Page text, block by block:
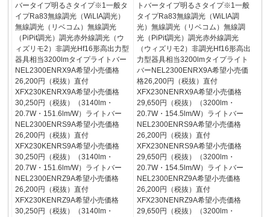
バータイプ明るさタイプ※1一般タ
イプRa83無線調光（WiLIA調光）
無線調光（リベコム）無線調光
（PiPit調光）調光赤外線調光（ウ
ィズリモ2）非調光Hf16形高出力型
器具相当3200lmタイプライトバー
NEL2300ENRX9A希望小売価格
26,200円（税抜）直付
XFX230KENRX9A希望小売価格
30,250円（税抜）（3140lm・
20.7W・151.6lm/W）ライトバー
NEL2300ENRS9A希望小売価格
26,200円（税抜）直付
XFX230KENRS9A希望小売価格
30,250円（税抜）（3140lm・
20.7W・151.6lm/W）ライトバー
NEL2300ENRZ9A希望小売価格
26,200円（税抜）直付
XFX230KENRZ9A希望小売価格
30,250円（税抜）（3140lm・
トバータイプ明るさタイプ※1一般
タイプRa83無線調光（WiLIA調
光）無線調光（リベコム）無線調
光（PiPit調光）調光赤外線調光
（ウィズリモ2）非調光Hf16形高出
力型器具相当3200lmタイプライト
バーNEL2300ENRX9A希望小売価
格26,200円（税抜）直付
XFX230NENRX9A希望小売価格
29,650円（税抜）（3200lm・
20.7W・154.5lm/W）ライトバー
NEL2300ENRS9A希望小売価格
26,200円（税抜）直付
XFX230NENRS9A希望小売価格
29,650円（税抜）（3200lm・
20.7W・154.5lm/W）ライトバー
NEL2300ENRZ9A希望小売価格
26,200円（税抜）直付
XFX230NENRZ9A希望小売価格
29,650円（税抜）（3200lm・